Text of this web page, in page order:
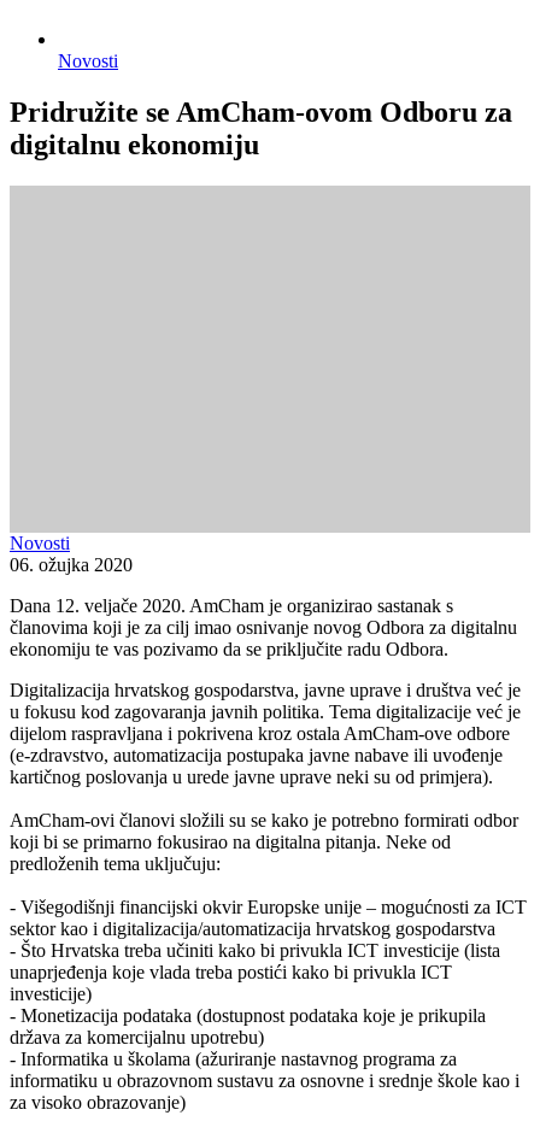
Novosti
Pridružite se AmCham-ovom Odboru za
digitalnu ekonomiju
Novosti
06. ožujka 2020
Dana 12. veljače 2020. AmCham je organizirao sastanak s
članovima koji je za cilj imao osnivanje novog Odbora za digitalnu
ekonomiju te vas pozivamo da se priključite radu Odbora.
Digitalizacija hrvatskog gospodarstva, javne uprave i društva već je
u fokusu kod zagovaranja javnih politika. Tema digitalizacije već je
dijelom raspravljana i pokrivena kroz ostala AmCham-ove odbore
(e-zdravstvo, automatizacija postupaka javne nabave ili uvođenje
kartičnog poslovanja u urede javne uprave neki su od primjera).
AmCham-ovi članovi složili su se kako je potrebno formirati odbor
koji bi se primarno fokusirao na digitalna pitanja. Neke od
predloženih tema uključuju:
- Višegodišnji financijski okvir Europske unije – mogućnosti za ICT
sektor kao i digitalizacija/automatizacija hrvatskog gospodarstva
- Što Hrvatska treba učiniti kako bi privukla ICT investicije (lista
unaprjeđenja koje vlada treba postići kako bi privukla ICT
investicije)
- Monetizacija podataka (dostupnost podataka koje je prikupila
država za komercijalnu upotrebu)
- Informatika u školama (ažuriranje nastavnog programa za
informatiku u obrazovnom sustavu za osnovne i srednje škole kao i
za visoko obrazovanje)